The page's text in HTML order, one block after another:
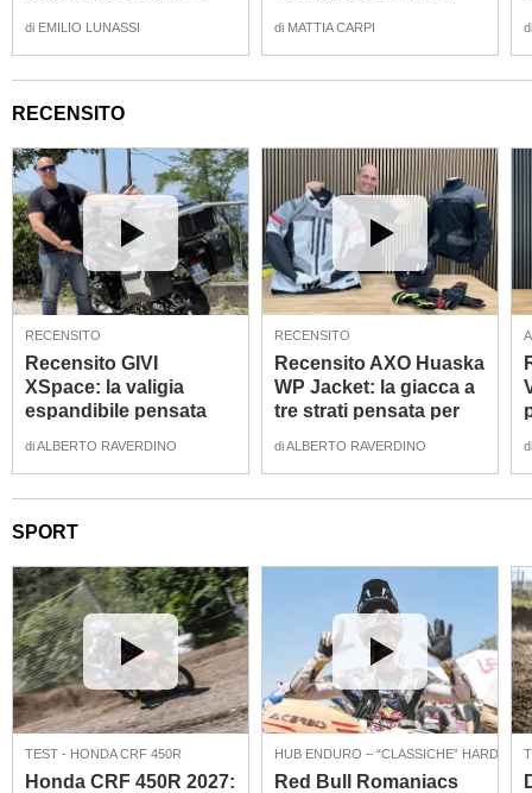
di EMILIO LUNASSI di MATTIA CARPI
RECENSITO
RECENSITO
Recensito GIVI
XSpace: la valigia
espandibile pensata
diALBERTO RAVERDINO
RECENSITO
Recensito AXO Huaska
WP Jacket: la giacca a
tre strati pensata per
diALBERTO RAVERDINO
SPORT
TEST - HONDA CRF 450R
Honda CRF 450R 2027:
HUB ENDURO – “CLASSICHE” HARD
Red Bull Romaniacs